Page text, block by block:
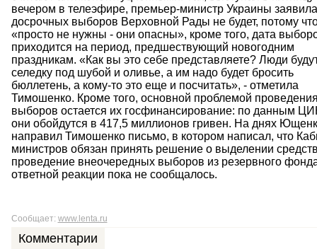
вечером в телеэфире, премьер-министр Украины
досрочных выборов Верховной Рады не будет, потому
«просто не нужны - они опасны», кроме того, дата
приходится на период, предшествующий новогодним
праздникам. «Как вы это себе представляете? Люди
селедку под шубой и оливье, а им надо будет бросить
бюллетень, а кому-то это еще и посчитать», - отметила
Тимошенко. Кроме того, основной проблемой
выборов остается их госфинансирование: по данным
они обойдутся в 417,5 миллионов гривен. На днях
направил Тимошенко письмо, в котором написал, что
министров обязан принять решение о выделении
проведение внеочередных выборов из резервного
ответной реакции пока не сообщалось.
Сообщает: www.lenta.ru
Комментарии